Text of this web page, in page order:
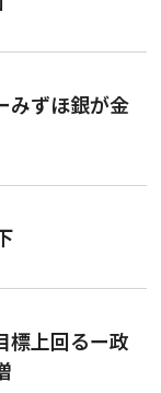
みずほ銀が金
標上回るー政